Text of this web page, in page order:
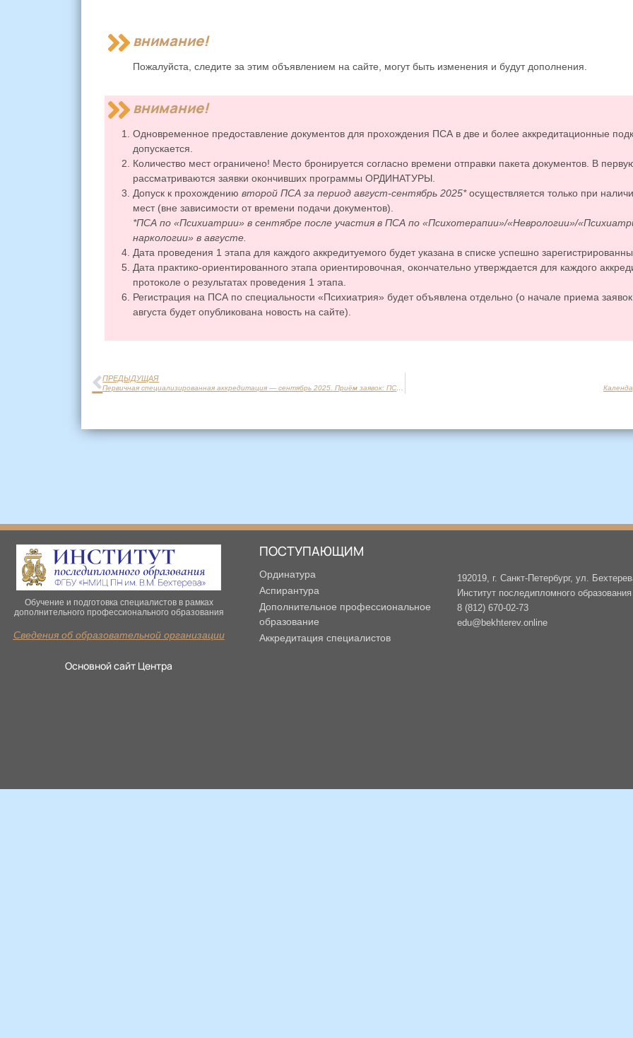
внимание!
Пожалуйста, следите за этим объявлением на сайте, могут быть изменения и будут дополнения.
внимание!
Одновременное предоставление документов для прохождения ПСА в две и более аккредитационные
допускается.
Количество мест ограничено! Место бронируется согласно времени отправки пакета документов. В
рассматриваются заявки окончивших программы ОРДИНАТУРЫ.
Допуск к прохождениювторой ПСА за период август-сентябрь 2025*осуществляется только при
мест (вне зависимости от времени подачи документов).
*ПСА по «Психиатрии» в сентябре после участия в ПСА по «Психотерапии»/«Неврологии»/
наркологии» в августе.
Дата проведения 1 этапа для каждого аккредитуемого будет указана в списке успешно
Дата практико-ориентированного этапа ориентировочная, окончательно утверждается для каждого
протоколе о результатах проведения 1 этапа.
Регистрация на ПСА по специальности «Психиатрия» будет объявлена отдельно (о начале приема
августа будет опубликована новость на сайте).
ПРЕДЫДУЩАЯ
Обучение и подготовка специалистов в рамках
дополнительного профессионального образования
Сведения об образовательной организации
Основной сайт Центра
ПОСТУПАЮЩИМ
Ординатура
Аспирантура
Дополнительное профессиональное
образование
Аккредитация специалистов
192019, г. Санкт-Петербург, ул.
Институт последипломного
8 (812) 670-02-73
edu@bekhterev.online